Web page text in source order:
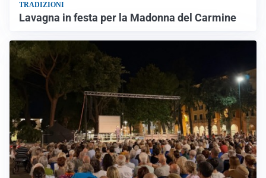
TRADIZIONI
Lavagna in festa per la Madonna del Carmine